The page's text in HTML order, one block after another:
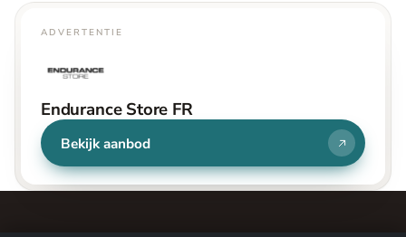
ADVERTENTIE
Endurance Store FR
Bekijk aanbod